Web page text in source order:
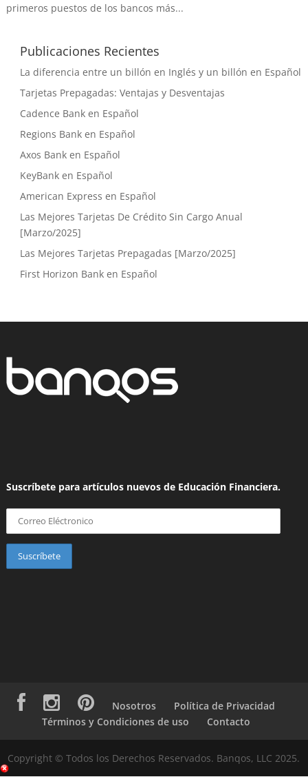
primeros puestos de los bancos más...
Publicaciones Recientes
La diferencia entre un billón en Inglés y un billón en Español
Tarjetas Prepagadas: Ventajas y Desventajas
Cadence Bank en Español
Regions Bank en Español
Axos Bank en Español
KeyBank en Español
American Express en Español
Las Mejores Tarjetas De Crédito Sin Cargo Anual
[Marzo/2025]
Las Mejores Tarjetas Prepagadas [Marzo/2025]
First Horizon Bank en Español
Suscríbete para artículos nuevos de Educación Financiera.
Nosotros
Política de Privacidad
Términos y Condiciones de uso
Contacto
Copyright © Todos los Derechos Reservados. Banqos, LLC 2025.